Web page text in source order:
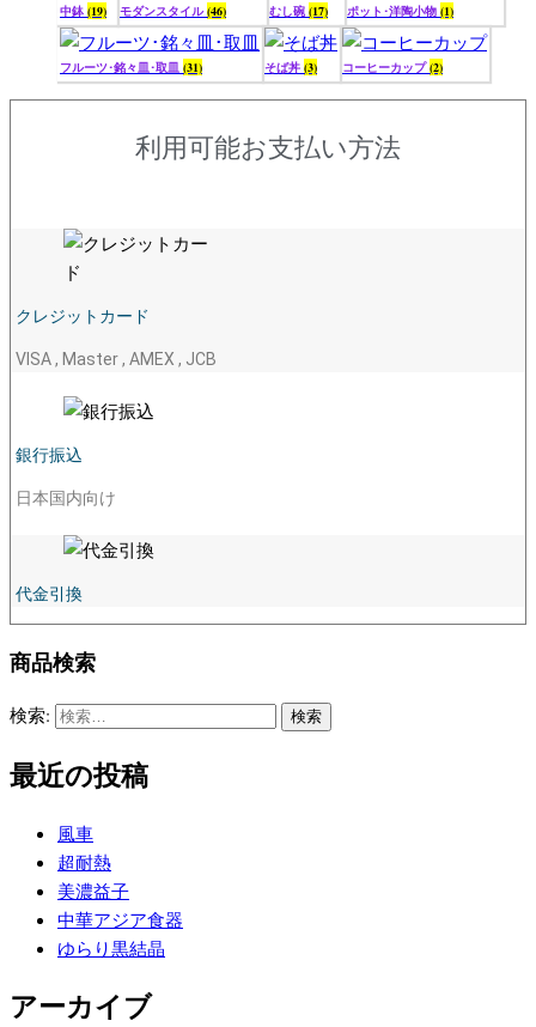
中鉢 (19) モダンスタイル(46) むし碗 (17) ポット･洋陶小物 (1)
フルーツ･銘々皿･取皿 (31) そば丼 (3) コーヒーカップ(2)
利用可能お支払い方法
クレジットカード
VISA , Master , AMEX , JCB
銀行振込
日本国内向け
代金引換
商品検索
検索:
最近の投稿
風車
超耐熱
美濃益子
中華アジア食器
ゆらり黒結晶
アーカイブ